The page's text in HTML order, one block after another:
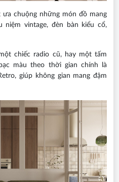
ưa chuộng những món đồ mang
vintage, đèn bàn kiểu cổ,
chiếc radio cũ, hay một tấm
màu theo thời gian chính là
giúp không gian mang đậm